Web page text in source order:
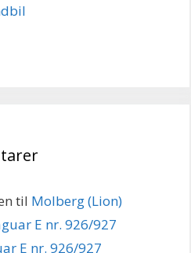
til Molberg (Lion)
E nr. 926/927
E nr. 926/927